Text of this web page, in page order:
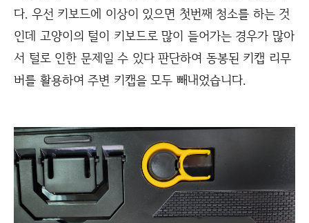
다. 우선 키보드에 이상이 있으면 첫번째 청소를 하는 것
인데 고양이의 털이 키보드로 많이 들어가는 경우가 많아
서 털로 인한 문제일 수 있다 판단하여 동봉된 키캡 리무
버를 활용하여 주변 키캡을 모두 빼내었습니다.